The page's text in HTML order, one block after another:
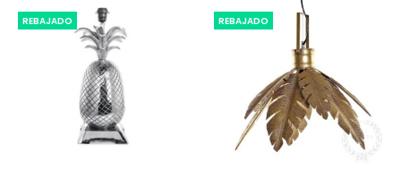
era:
250€.
es:
era:
es:
REBAJADO REBAJADO